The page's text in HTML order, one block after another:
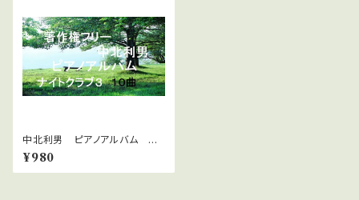
中北利男 ピアノアルバム ナ
イトクラブ３
¥980